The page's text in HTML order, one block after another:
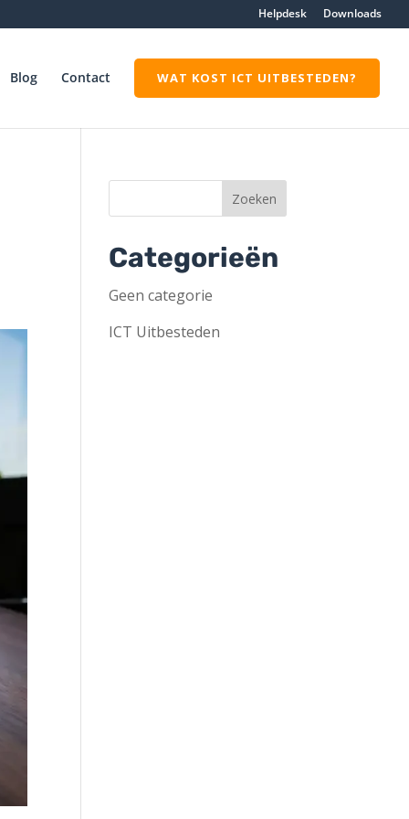
Helpdesk Downloads
Blog Contact WAT KOST ICT UITBESTEDEN?
Categorieën
Geen categorie
ICT Uitbesteden